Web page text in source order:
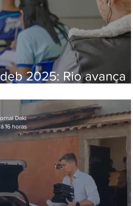
2025: Rio avança
da média nacional
Daki
16 horas